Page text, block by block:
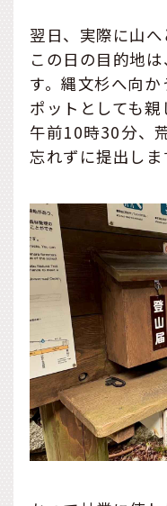
翌日、実際に山へ
この日の目的地
す。縄文杉へ向
ポットとしても親
午前10時30分、
忘れずに提出しま